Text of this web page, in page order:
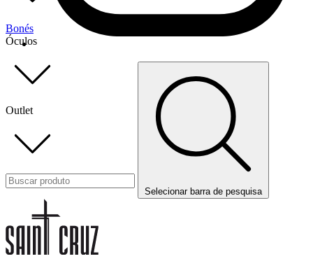
Bonés
Óculos
Outlet
Selecionar barra de pesquisa